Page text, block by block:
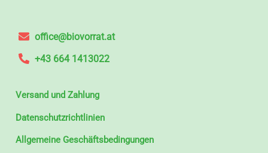
office@biovorrat.at
+43 664 1413022
Versand und Zahlung
Datenschutzrichtlinien
Allgemeine Geschäftsbedingungen